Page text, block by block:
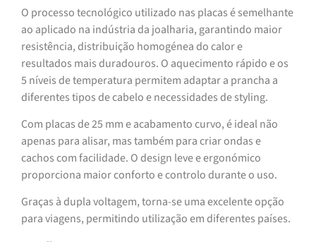
O processo tecnológico utilizado nas placas é semelhante
ao aplicado na indústria da joalharia, garantindo maior
resistência, distribuição homogénea do calor e
resultados mais duradouros. O aquecimento rápido e os
5 níveis de temperatura permitem adaptar a prancha a
diferentes tipos de cabelo e necessidades de styling.
Com placas de 25 mm e acabamento curvo, é ideal não
apenas para alisar, mas também para criar ondas e
cachos com facilidade. O design leve e ergonómico
proporciona maior conforto e controlo durante o uso.
Graças à dupla voltagem, torna-se uma excelente opção
para viagens, permitindo utilização em diferentes países.